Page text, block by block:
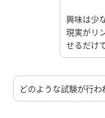
興味は少
現実がリ
せるだけ
どのような試験が行わ